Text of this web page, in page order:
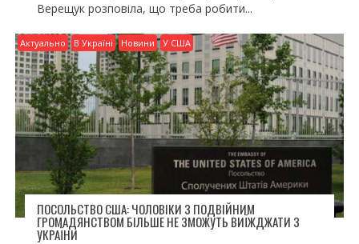
Верещук розповіла, що треба робити...
Актуально В Україні Новини У США
ПОСОЛЬСТВО США: ЧОЛОВІКИ З ПОДВІЙНИМ
ГРОМАДЯНСТВОМ БІЛЬШЕ НЕ ЗМОЖУТЬ ВИЇЖДЖАТИ З
УКРАЇНИ